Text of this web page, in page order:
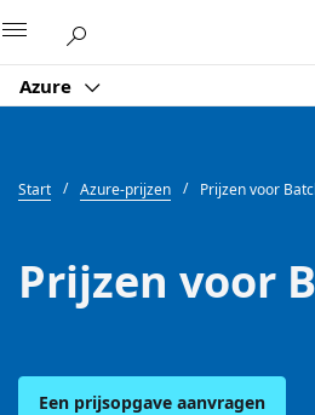
Azure
Start Azure-prijzen Prijzen voor
Prijzen voor
Een prijsopgave aanvragen